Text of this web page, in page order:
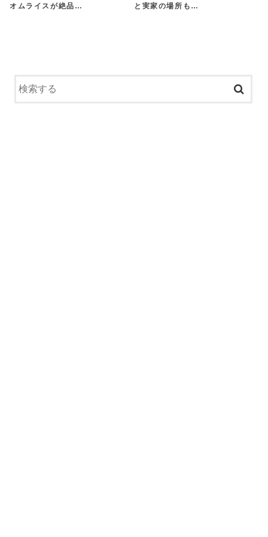
オムライスが絶品…
と実家の場所も…